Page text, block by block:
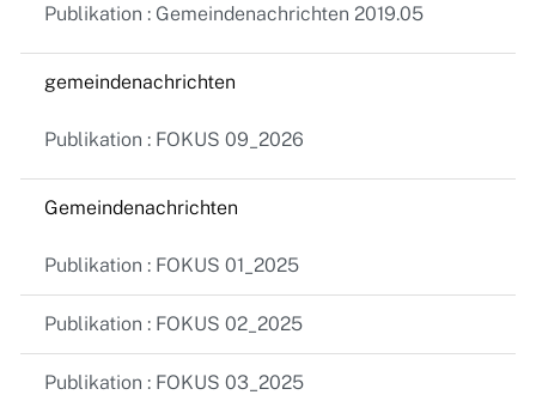
Publikation : Gemeindenachrichten 2019.05
gemeindenachrichten
Publikation : FOKUS 09_2026
Gemeindenachrichten
Publikation : FOKUS 01_2025
Publikation : FOKUS 02_2025
Publikation : FOKUS 03_2025